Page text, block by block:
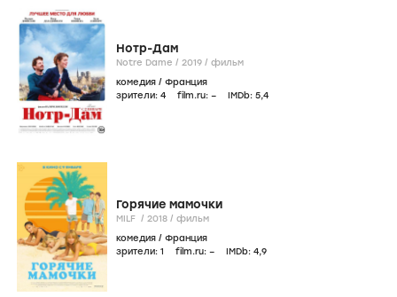
Нотр-Дам
Notre Dame / 2019 / фильм
комедия / Франция
зрители: 4 film.ru: – IMDb: 5,4
Горячие мамочки
MILF / 2018 / фильм
комедия / Франция
зрители: 1 film.ru: – IMDb: 4,9